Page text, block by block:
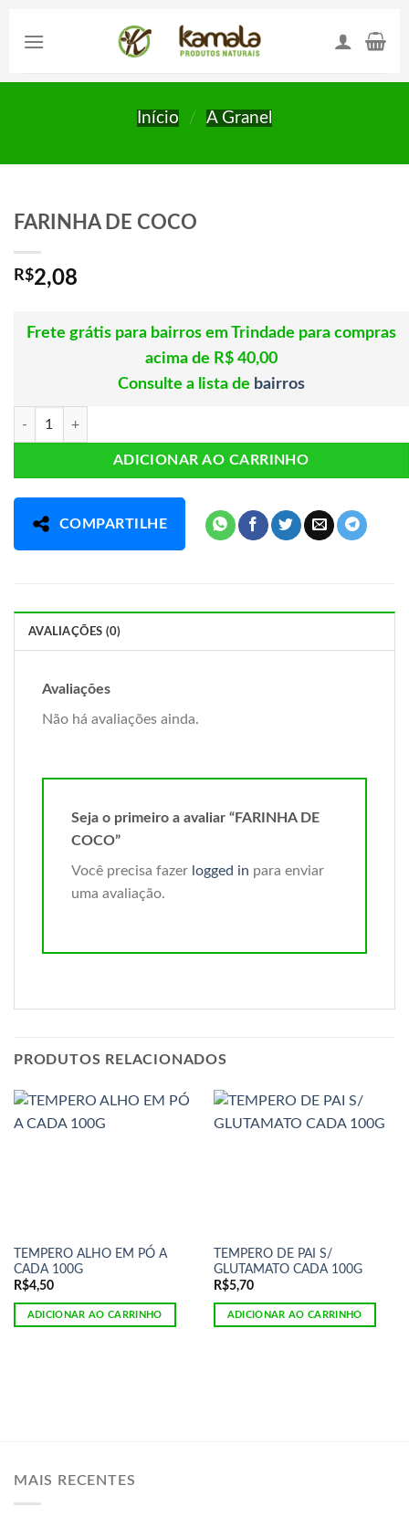
Início / A Granel
FARINHA DE COCO
R$2,08
Frete grátis para bairros em Trindade para compras
acima de R$ 40,00
Consulte a lista de bairros
FARINHA DE COCO quantidade
ADICIONAR AO CARRINHO
COMPARTILHE
AVALIAÇÕES (0)
Avaliações
Não há avaliações ainda.
Seja o primeiro a avaliar “FARINHA DE
COCO”
Você precisa fazer logged in para enviar
uma avaliação.
PRODUTOS RELACIONADOS
TEMPERO ALHO EM PÓ A
CADA 100G
R$4,50
ADICIONAR AO CARRINHO
TEMPERO DE PAI S/
GLUTAMATO CADA 100G
R$5,70
ADICIONAR AO CARRINHO
MAIS RECENTES